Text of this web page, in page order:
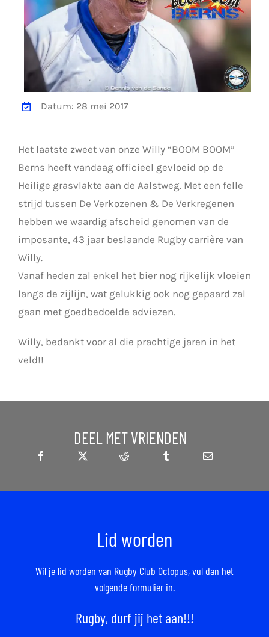
Datum: 28 mei 2017
Het laatste zweet van onze Willy “BOOM BOOM”
Berns heeft vandaag officieel gevloeid op de
Heilige grasvlakte aan de Aalstweg. Met een felle
strijd tussen De Verkozenen & De Verkregenen
hebben we waardig afscheid genomen van de
imposante, 43 jaar beslaande Rugby carrière van
Willy.
Vanaf heden zal enkel het bier nog rijkelijk vloeien
langs de zijlijn, wat gelukkig ook nog gepaard zal
gaan met goedbedoelde adviezen.
Willy, bedankt voor al die prachtige jaren in het
veld!!
DEEL MET VRIENDEN
Lid worden
Wil je lid worden van Rugby Club Octopus,vul dan het
volgende formulier in.
Rugby, durf jij het aan!!!